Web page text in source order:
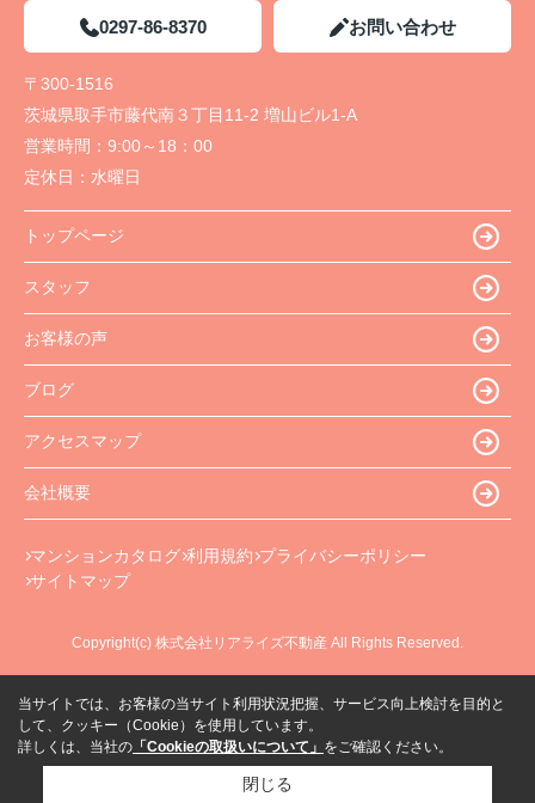
0297-86-8370 お問い合わせ
〒300-1516
茨城県取手市藤代南３丁目11-2 増山ビル1-A
営業時間： 9:00～18：00
定休日： 水曜日
トップページ
スタッフ
お客様の声
ブログ
アクセスマップ
会社概要
マンションカタログ 利用規約 プライバシーポリシー
サイトマップ
Copyright(c) 株式会社リアライズ不動産 All Rights Reserved.
当サイトでは、お客様の当サイト利用状況把握、サービス向上検討を目的と
して、クッキー（Cookie）を使用しています。
詳しくは、当社の 「Cookieの取扱いについて」 をご確認ください。
閉じる